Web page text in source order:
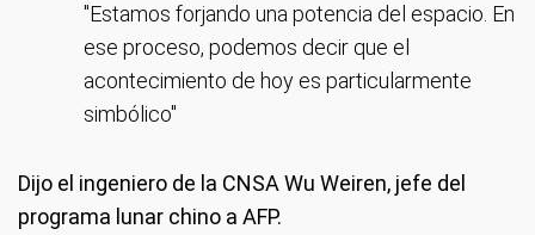
"Estamos forjando una potencia del espacio. En
ese proceso, podemos decir que el
acontecimiento de hoy es particularmente
simbólico"
Dijo el ingeniero de la CNSA Wu Weiren, jefe del
programa lunar chino a AFP.